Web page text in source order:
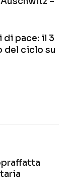
pace: il 3
del ciclo su